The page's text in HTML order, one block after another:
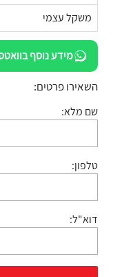
משקל עצמי
מידע נוסף
השאירו פרטים:
שם מלא:
טלפון:
דוא"ל: